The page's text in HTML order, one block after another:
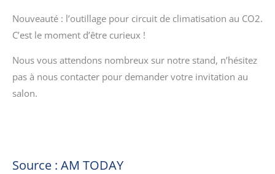
Nouveauté : l’outillage pour circuit de climatisation au CO2.
C’est le moment d’être curieux !
Nous vous attendons nombreux sur notre stand, n’hésitez
pas à nous contacter pour demander votre invitation au
salon.
Source : AM TODAY